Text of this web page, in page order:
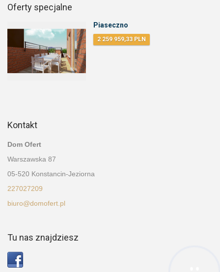
Oferty specjalne
Piaseczno
2 259 959,33 PLN
Kontakt
Dom Ofert
Warszawska 87
05-520 Konstancin-Jeziorna
227027209
biuro@domofert.pl
Tu nas znajdziesz